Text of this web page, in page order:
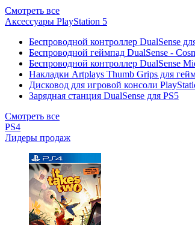
Смотреть все
Аксессуары PlayStation 5
Беспроводной контроллер DualSense
Беспроводной геймпад DualSense -
Беспроводной контроллер DualSense
Накладки Artplays Thumb Grips для
Дисковод для игровой консоли
Зарядная станция DualSense для PS5
Смотреть все
PS4
Лидеры продаж